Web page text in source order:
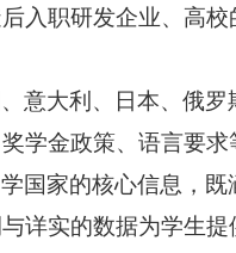
入职研发企业、高校
意大利、日本、俄
学金政策、语言要
国家的核心信息，
详实的数据为学生